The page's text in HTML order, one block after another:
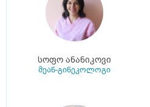
სოფო ანანიკოვი
მეან-გინეკოლოგი